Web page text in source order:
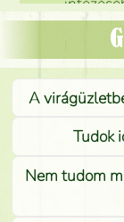
A
Tudok
Nem tudom